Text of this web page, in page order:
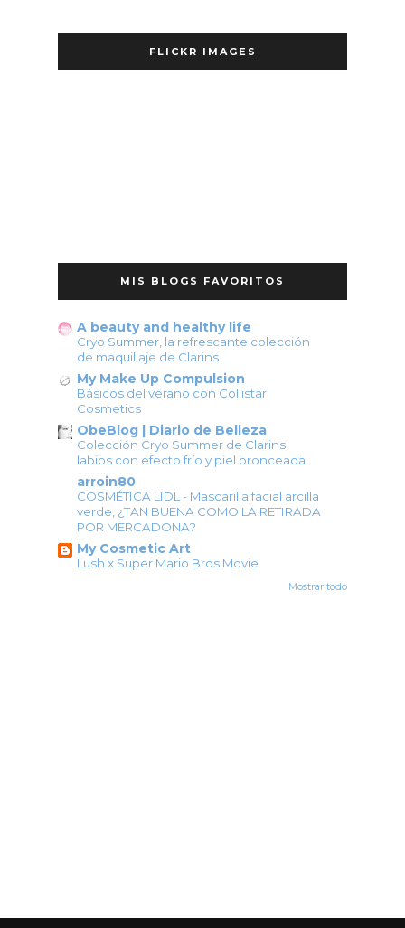
FLICKR IMAGES
MIS BLOGS FAVORITOS
A beauty and healthy life
Cryo Summer, la refrescante colección
de maquillaje de Clarins
My Make Up Compulsion
Básicos del verano con Collistar
Cosmetics
ObeBlog | Diario de Belleza
Colección Cryo Summer de Clarins:
labios con efecto frío y piel bronceada
arroin80
COSMÉTICA LIDL - Mascarilla facial arcilla
verde, ¿TAN BUENA COMO LA RETIRADA
POR MERCADONA?
My Cosmetic Art
Lush x Super Mario Bros Movie
Mostrar todo